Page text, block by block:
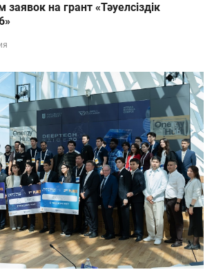
на грант «Тәуелсіздік